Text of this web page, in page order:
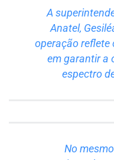
A
Anatel,
operação reflete
em garantir a
espectro
No